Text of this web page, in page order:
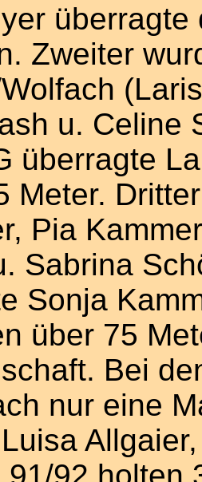
Zweiter
u. Celine
überragte
Meter.
Pia
Sabrina
Sonja
über 75
Bei
nur eine
92 holten